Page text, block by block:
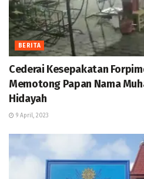
BERITA
Cederai Kesepakatan
Memotong Papan Nama
Hidayah
9 April, 2023